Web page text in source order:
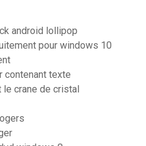
android lollipop
pour windows 10
contenant texte
crane de cristal